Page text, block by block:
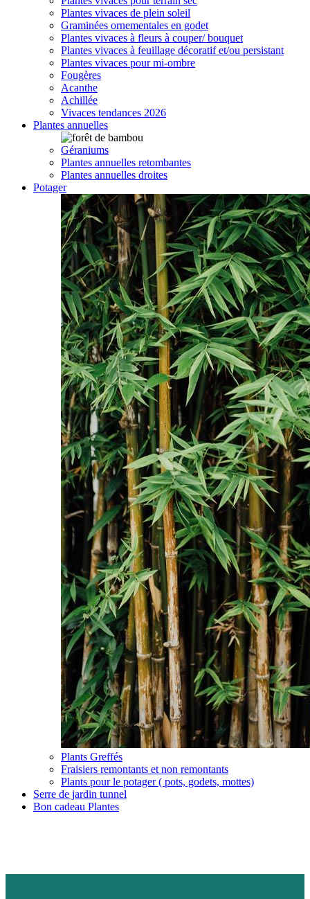
Plantes vivaces de plein soleil
Graminées ornementales en godet
Plantes vivaces à fleurs à couper/ bouquet
Plantes vivaces à feuillage décoratif et/ou persistant
Plantes vivaces pour mi-ombre
Fougères
Acanthe
Achillée
Vivaces tendances 2026
Plantes annuelles
Géraniums
Plantes annuelles retombantes
Plantes annuelles droites
Potager
Plants Greffés
Fraisiers remontants et non remontants
Plants pour le potager ( pots, godets, mottes)
Serre de jardin tunnel
Bon cadeau Plantes